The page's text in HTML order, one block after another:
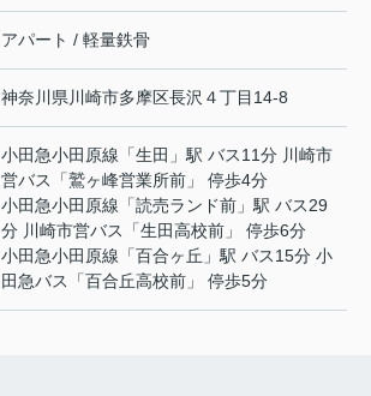
アパート / 軽量鉄骨
神奈川県 川崎市多摩区長沢 ４丁目14-8
小田急小田原線 「生田 」駅 バス11分 川崎市
営バス「鷲ヶ峰営業所前」 停歩4分
小田急小田原線 「読売ランド前 」駅 バス29
分 川崎市営バス「生田高校前」 停歩6分
小田急小田原線 「百合ヶ丘 」駅 バス15分 小
田急バス「百合丘高校前」 停歩5分